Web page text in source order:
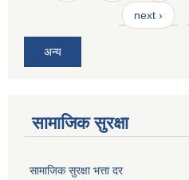
next ›
अन्य
सामाजिक सुरक्षा
सामाजिक सुरक्षा भत्ता दर